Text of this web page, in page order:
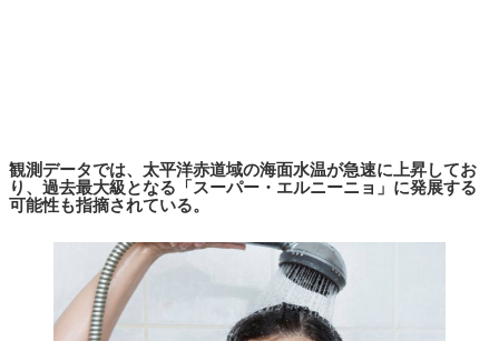
観測データでは、太平洋赤道域の海面水温が急速に上昇してお
り、過去最大級となる「スーパー・エルニーニョ」に発展する
可能性も指摘されている。